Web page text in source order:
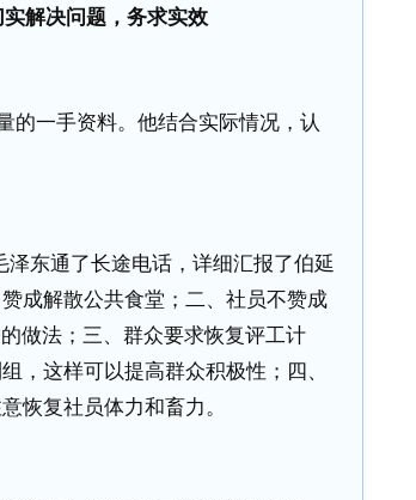
解决问题，务求实效
的一手资料。他结合实际情况，认
泽东通了长途电话，详细汇报了伯延
成解散公共食堂；二、社员不赞成
做法；三、群众要求恢复评工计
，这样可以提高群众积极性；四、
恢复社员体力和畜力。